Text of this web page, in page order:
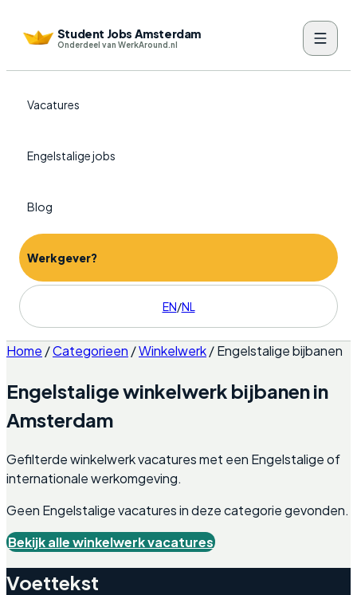
Student Jobs Amsterdam
Onderdeel van WerkAround.nl
Vacatures
Engelstalige jobs
Blog
Werkgever?
EN/NL
Home /Categorieen /Winkelwerk/Engelstalige bijbanen
Engelstaligewinkelwerk bijbanen in
Amsterdam
Gefilterdewinkelwerkvacatures met een Engelstalige of
internationale werkomgeving.
Geen Engelstalige vacatures in deze categorie gevonden.
Bekijk allewinkelwerkvacatures
Voettekst